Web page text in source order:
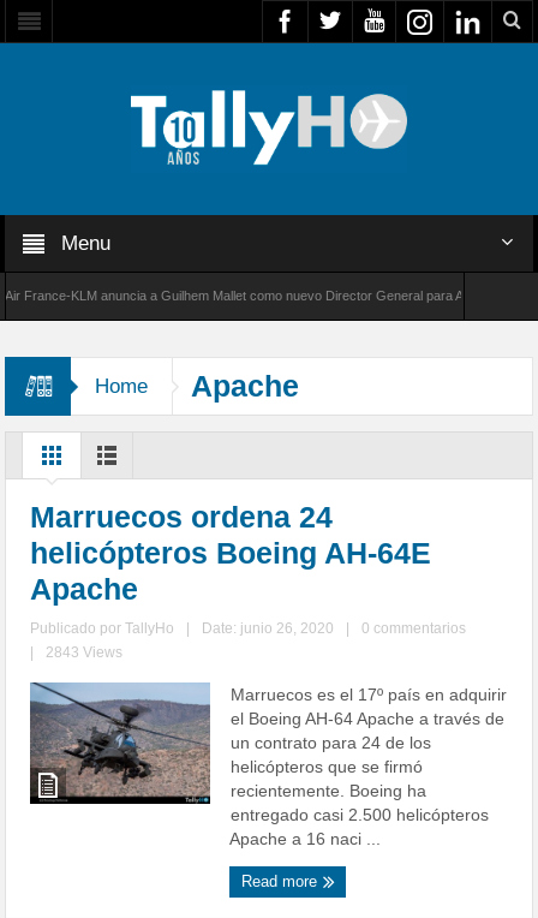
Menu
KLM anuncia a Guilhem Mallet como nuevo Director General para América Latina
Home Apache
Marruecos ordena 24
helicópteros Boeing AH-64E
Apache
Publicado porTallyHo Date: junio 26, 2020
0 commentarios
2843 Views
Marruecos es el 17º país en adquirir
el Boeing AH-64 Apache a través de
un contrato para 24 de los
helicópteros que se firmó
recientemente. Boeing ha
entregado casi 2.500 helicópteros
Apache a 16 naci ...
Read more